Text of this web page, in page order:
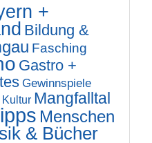
+
Bildung &
Fasching
Gastro +
Gewinnspiele
Kultur Mangfalltal
Menschen
& Bücher